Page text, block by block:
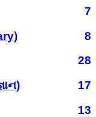
7
8
28
17
13